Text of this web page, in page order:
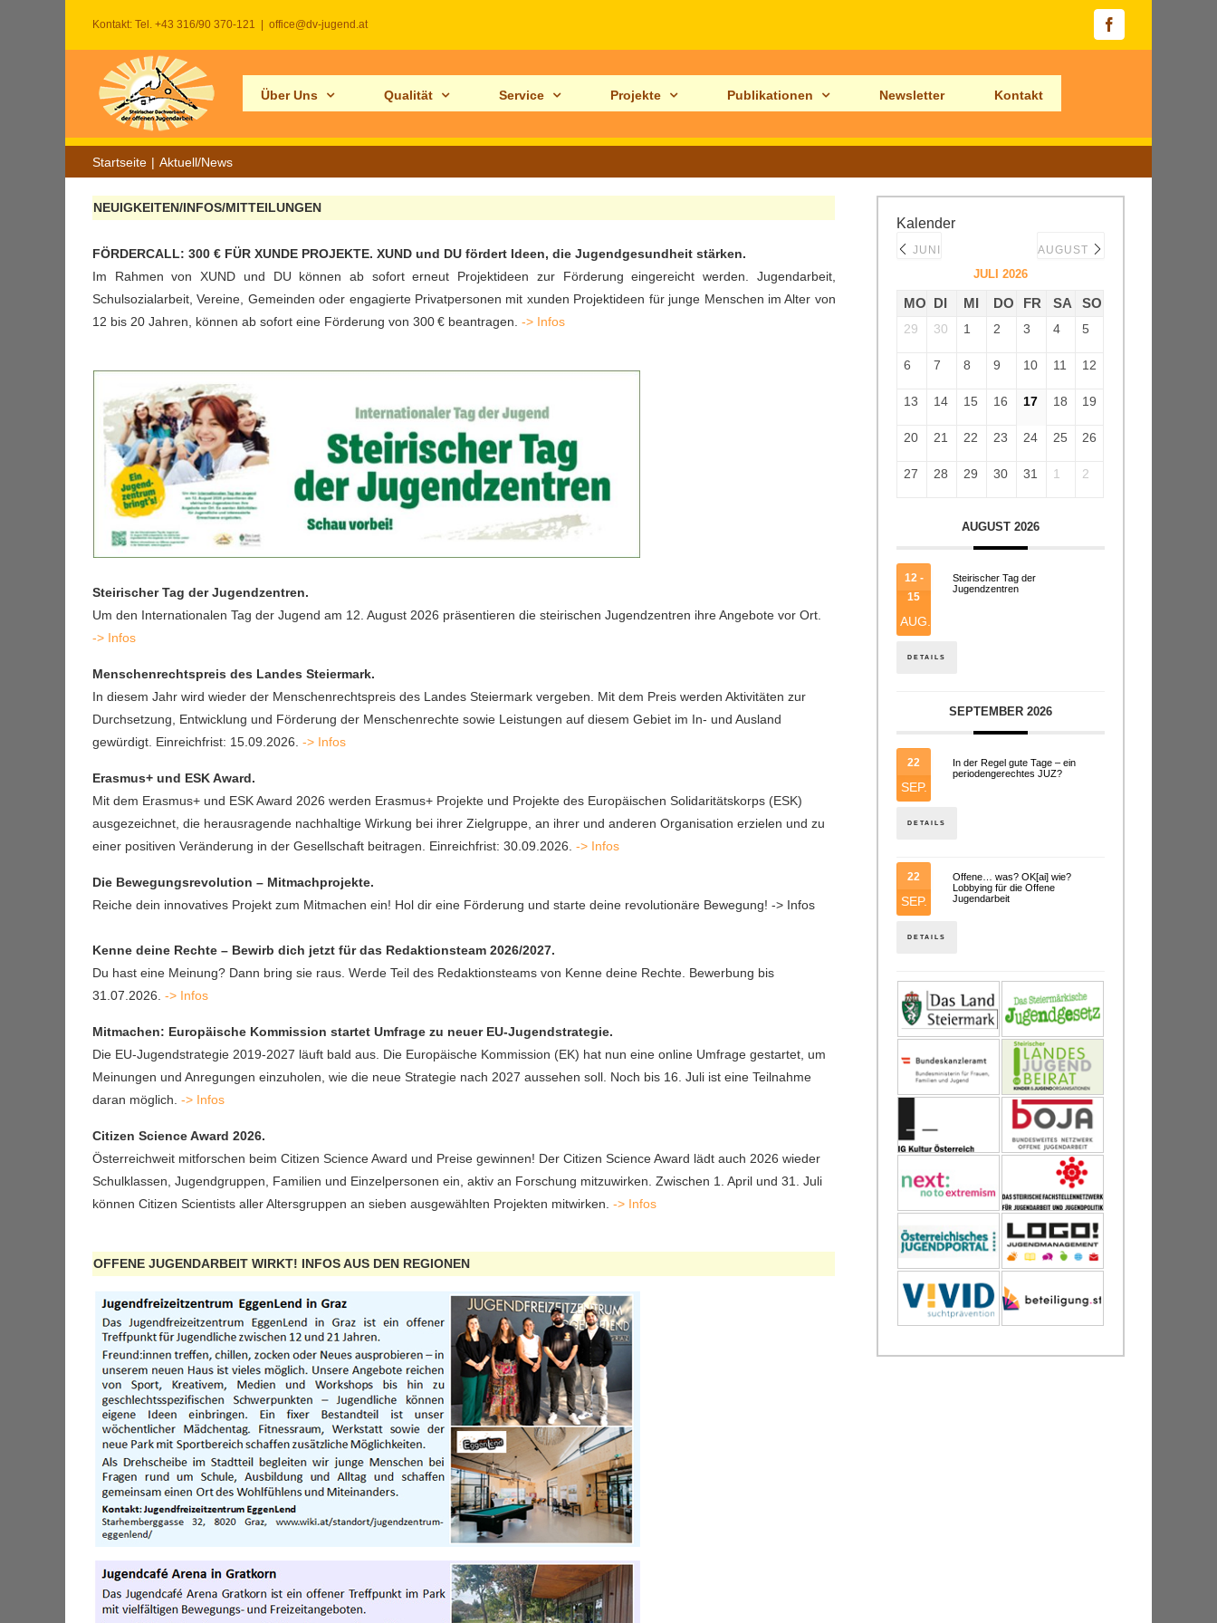
Kontakt: Tel. +43 316/90 370-121 office@dv-jugend.at Facebook
Über Uns Qualität Service Projekte Publikationen Newsletter Kontakt
Startseite Aktuell/News
NEUIGKEITEN/INFOS/MITTEILUNGEN
FÖRDERCALL: 300 € FÜR XUNDE PROJEKTE. XUND und DU fördert Ideen, die Jugendgesundheit stärken.
Im Rahmen von XUND und DU können ab sofort erneut Projektideen zur Förderung eingereicht werden. Jugendarbeit,
Schulsozialarbeit, Vereine, Gemeinden oder engagierte Privatpersonen mit xunden Projektideen für junge Menschen im Alter von
12 bis 20 Jahren, können ab sofort eine Förderung von 300 € beantragen. -> Infos
Steirischer Tag der Jugendzentren.
Um den Internationalen Tag der Jugend am 12. August 2026 präsentieren die steirischen Jugendzentren ihre Angebote vor Ort.
-> Infos
Menschenrechtspreis des Landes Steiermark.
In diesem Jahr wird wieder der Menschenrechtspreis des Landes Steiermark vergeben. Mit dem Preis werden Aktivitäten zur
Durchsetzung, Entwicklung und Förderung der Menschenrechte sowie Leistungen auf diesem Gebiet im In- und Ausland
gewürdigt. Einreichfrist: 15.09.2026. -> Infos
Erasmus+ und ESK Award.
Mit dem Erasmus+ und ESK Award 2026 werden Erasmus+ Projekte und Projekte des Europäischen Solidaritätskorps (ESK)
ausgezeichnet, die herausragende nachhaltige Wirkung bei ihrer Zielgruppe, an ihrer und anderen Organisation erzielen und zu
einer positiven Veränderung in der Gesellschaft beitragen. Einreichfrist: 30.09.2026. -> Infos
Die Bewegungsrevolution – Mitmach­projekte.
Reiche dein innovatives Projekt zum Mitmachen ein! Hol dir eine Förderung und starte deine revolutionäre Bewegung! -> Infos
Kenne deine Rechte – Bewirb dich jetzt für das Redaktionsteam 2026/2027.
Du hast eine Meinung? Dann bring sie raus. Werde Teil des Redaktionsteams von Kenne deine Rechte. Bewerbung bis
31.07.2026. -> Infos
Mitmachen: Europäische Kommission startet Umfrage zu neuer EU-Jugendstrategie.
Die EU-Jugendstrategie 2019-2027 läuft bald aus. Die Europäische Kommission (EK) hat nun eine online Umfrage gestartet, um
Meinungen und Anregungen einzuholen, wie die neue Strategie nach 2027 aussehen soll. Noch bis 16. Juli ist eine Teilnahme
daran möglich. -> Infos
Citizen Science Award 2026.
Österreichweit mitforschen beim Citizen Science Award und Preise gewinnen! Der Citizen Science Award lädt auch 2026 wieder
Schulklassen, Jugendgruppen, Familien und Einzelpersonen ein, aktiv an Forschung mitzuwirken. Zwischen 1. April und 31. Juli
können Citizen Scientists aller Altersgruppen an sieben ausgewählten Projekten mitwirken. -> Infos
OFFENE JUGENDARBEIT WIRKT! INFOS AUS DEN REGIONEN
Kalender
JUNI
JULI 2026
AUGUST
MO DI MI DO FR SA SO
29 30 1 2 3 4 5
6 7 8 9 10 11 12
13 14 15 16 17 18 19
20 21 22 23 24 25 26
27 28 29 30 31 1 2
AUGUST 2026
12 -
15
AUG.
Steirischer Tag der
Jugendzentren
DETAILS
SEPTEMBER 2026
22
SEP.
In der Regel gute Tage – ein
periodengerechtes JUZ?
DETAILS
22
SEP.
Offene… was? OK[ai] wie?
Lobbying für die Offene
Jugendarbeit
DETAILS